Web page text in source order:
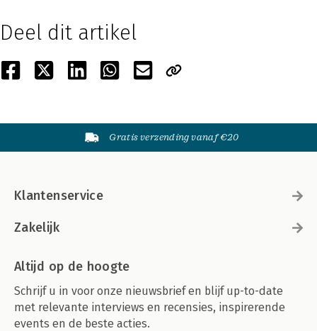
Deel dit artikel
Gratis verzending vanaf €20
Klantenservice
Zakelijk
Altijd op de hoogte
Schrijf u in voor onze nieuwsbrief en blijf up-to-date
met relevante interviews en recensies, inspirerende
events en de beste acties.